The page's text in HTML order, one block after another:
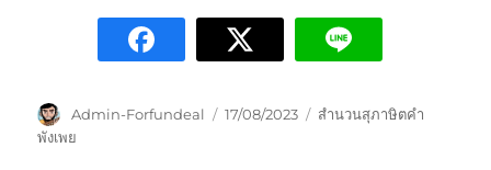
Admin-Forfundeal 17/08/2023
สำนวนสุภาษิตคำ
พังเพย